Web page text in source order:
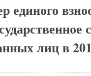
единого
лиц в